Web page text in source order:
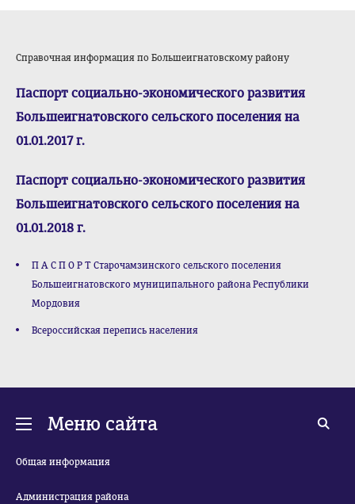
Справочная информация по Большеигнатовскому району
Паспорт социально-экономического развития
Большеигнатовского сельского поселения на
01.01.2017 г.
Паспорт социально-экономического развития
Большеигнатовского сельского поселения на
01.01.2018 г.
П А С П О Р Т Старочамзинского сельского поселения
Большеигнатовского муниципального района Республики
Мордовия
Всероссийская перепись населения
Меню сайта
Общая информация
Администрация района